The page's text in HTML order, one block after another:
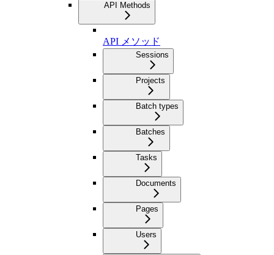
API Methods
API メソッド
Sessions
Projects
Batch types
Batches
Tasks
Documents
Pages
Users